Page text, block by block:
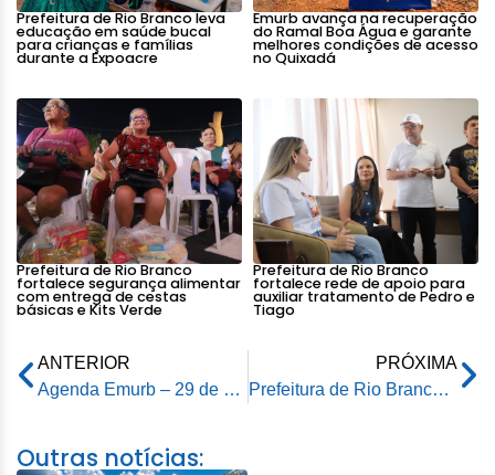
Prefeitura de Rio Branco leva
educação em saúde bucal
para crianças e famílias
durante a Expoacre
Emurb avança na recuperação
do Ramal Boa Água e garante
melhores condições de acesso
no Quixadá
Prefeitura de Rio Branco
fortalece segurança alimentar
com entrega de cestas
básicas e Kits Verde
Prefeitura de Rio Branco
fortalece rede de apoio para
auxiliar tratamento de Pedro e
Tiago
ANTERIOR
Agenda Emurb – 29 de abril de 2025
PRÓXIMA
Prefeitura de Rio Branco participa de bootcamp de T.I em São Paulo
Outras notícias: